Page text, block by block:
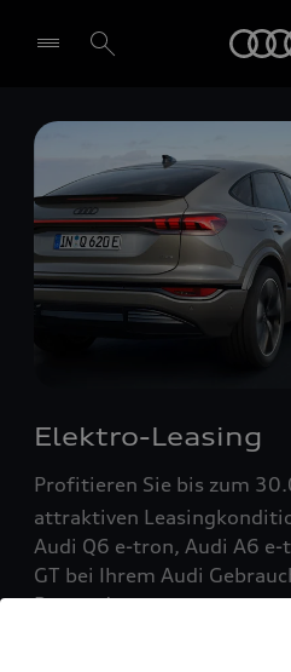
Händler wählen
Elektro-Leasing
Profitieren Sie bis zum
attraktiven
Audi Q6 e-tron, Audi A6
GT bei Ihrem Audi
Partner!